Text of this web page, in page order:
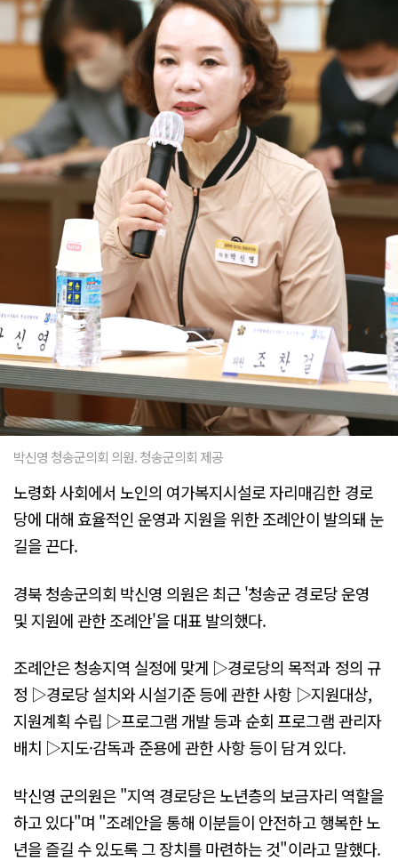
박신영 청송군의회 의원. 청송군의회 제공
노령화 사회에서 노인의 여가복지시설로 자리매김한 경로
당에 대해 효율적인 운영과 지원을 위한 조례안이 발의돼 눈
길을 끈다.
경북 청송군의회 박신영 의원은 최근 '청송군 경로당 운영
및 지원에 관한 조례안'을 대표 발의했다.
조례안은 청송지역 실정에 맞게 ▷경로당의 목적과 정의 규
정 ▷경로당 설치와 시설기준 등에 관한 사항 ▷지원대상,
지원계획 수립 ▷프로그램 개발 등과 순회 프로그램 관리자
배치 ▷지도·감독과 준용에 관한 사항 등이 담겨 있다.
박신영 군의원은 "지역 경로당은 노년층의 보금자리 역할을
하고 있다"며 "조례안을 통해 이분들이 안전하고 행복한 노
년을 즐길 수 있도록 그 장치를 마련하는 것"이라고 말했다.